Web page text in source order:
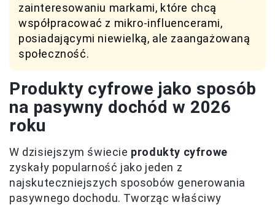
zainteresowaniu markami, które chcą
współpracować z mikro-influencerami,
posiadającymi niewielką, ale zaangażowaną
społeczność.
Produkty cyfrowe jako sposób
na pasywny dochód w 2026
roku
W dzisiejszym świecie produkty cyfrowe
zyskały popularność jako jeden z
najskuteczniejszych sposobów generowania
pasywnego dochodu. Tworząc właściwy